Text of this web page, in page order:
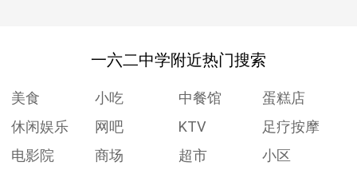
一六二中学附近热门搜索
美食 小吃 中餐馆
蛋糕店
休闲娱乐
网吧 KTV
足疗按摩
电影院
商场 超市
小区